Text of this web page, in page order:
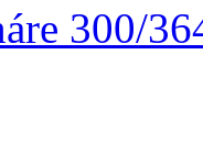
300/